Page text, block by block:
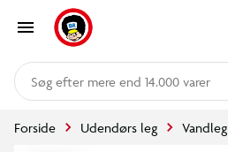
mere end 14.000 varer
Forside Udendørs leg Vandleg